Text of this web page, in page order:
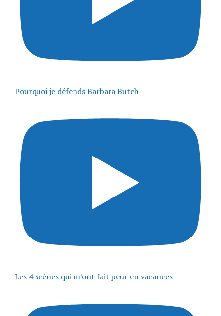
Pourquoi je défends Barbara Butch
Les 4 scènes qui m'ont fait peur en vacances